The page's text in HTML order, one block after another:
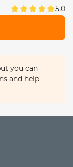
5,0
you can
and help